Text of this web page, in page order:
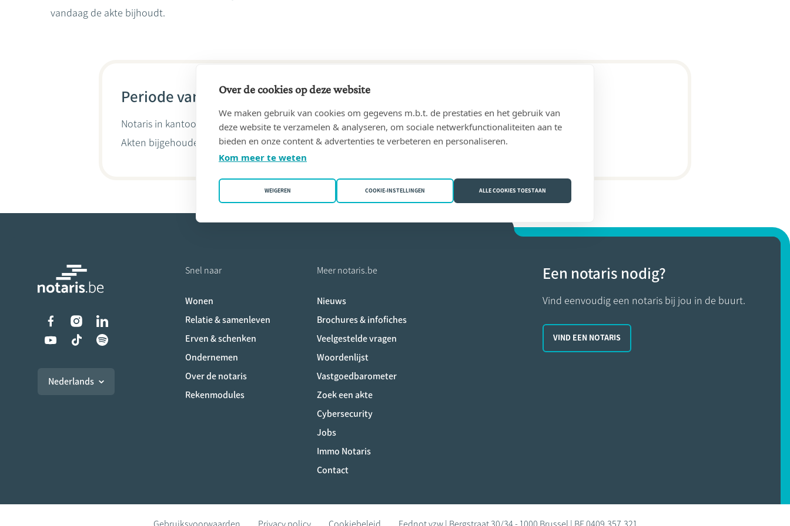
vandaag de akte bijhoudt.
Periode van 14/12/1995 tot heden
Notaris in kantoor ETUDE DU NOTAIRE VINCENT STASSER(6670 Gouvy (Limerlé))
Akten bijgehouden doorVincent Stasser
Liens vers les réseaux sociaux
Nederlands
Snel naar
Wonen
Relatie & samenleven
Erven & schenken
Ondernemen
Over de notaris
Rekenmodules
Meer notaris.be
Nieuws
Brochures & infofiches
Veelgestelde vragen
Woordenlijst
Vastgoedbarometer
Zoek een akte
Cybersecurity
Jobs
Immo Notaris
Contact
Een notaris nodig?
Vind eenvoudig een notaris bij jou in de buurt.
VIND EEN NOTARIS
Over de cookies op deze website
We maken gebruik van cookies om gegevens m.b.t. de prestaties en het gebruik van
deze website te verzamelen & analyseren, om sociale netwerkfunctionaliteiten aan te
bieden en onze content & advertenties te verbeteren en personaliseren.
Kom meer te weten
WEIGEREN COOKIE-INSTELLINGEN ALLE COOKIES TOESTAAN